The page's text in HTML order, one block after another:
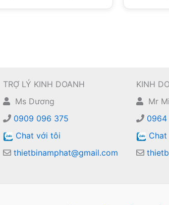
TRỢ LÝ KINH DOANH
Ms Dương
0909 096 375
Chat với tôi
thietbinamphat@gmail.com
KINH
Mr